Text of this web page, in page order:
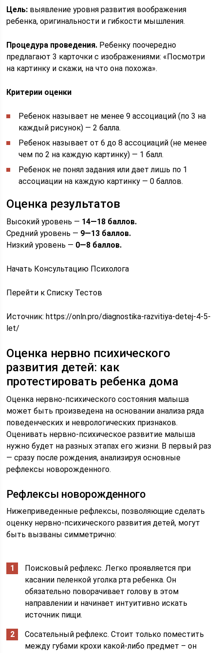
Цель: выявление уровня развития воображения
ребенка, оригинальности и гибкости мышления.
Процедура проведения. Ребенку поочередно
предлагают 3 карточки с изображениями: «Посмотри
на картинку и скажи, на что она похожа».
Критерии оценки
Ребенок называет не менее 9 ассоциаций (по 3 на
каждый рисунок) — 2 балла.
Ребенок называет от 6 до 8 ассоциаций (не менее
чем по 2 на каждую картинку) — 1 балл.
Ребенок не понял задания или дает лишь по 1
ассоциации на каждую картинку — 0 баллов.
Оценка результатов
Высокий уровень — 14—18 баллов.
Средний уровень — 9—13 баллов.
Низкий уровень — 0—8 баллов.
Начать Консультацию Психолога
Перейти к Списку Тестов
Источник:https://onln.pro/diagnostika-razvitiya-detej-4-5-
let/
Оценка нервно психического
развития детей: как
протестировать ребенка дома
Оценка нервно-психического состояния малыша
может быть произведена на основании анализа ряда
поведенческих и неврологических признаков.
Оценивать нервно-психическое развитие малыша
нужно будет на разных этапах его жизни. В первый раз
— сразу после рождения, анализируя основные
рефлексы новорожденного.
Рефлексы новорожденного
Нижеприведенные рефлексы, позволяющие сделать
оценку нервно-психического развития детей, могут
быть вызваны симметрично:
Поисковый рефлекс. Легко проявляется при
касании пеленкой уголка рта ребенка. Он
обязательно поворачивает голову в этом
направлении и начинает интуитивно искать
источник пищи.
Сосательный рефлекс. Стоит только поместить
между губами крохи какой-либо предмет – он